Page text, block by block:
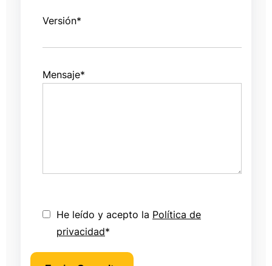
Versión*
Mensaje*
He leído y acepto la Política de
privacidad*